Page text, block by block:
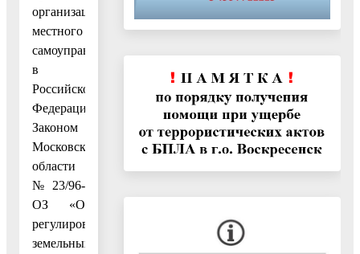
организации
местного
самоуправления
в
Российской
Федерации»,
Законом
Московской
области
№ 23/96-
ОЗ «О
регулировании
земельных